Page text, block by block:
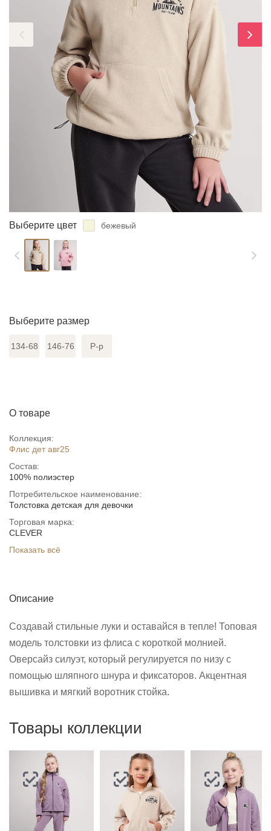
Выберите цвет бежевый
Выберите размер
134-68 146-76 Р-р
О товаре
Коллекция:
Флис дет авг25
Состав:
100% полиэстер
Потребительское наименование:
Толстовка детская для девочки
Торговая марка:
CLEVER
Показать всё
Описание
Создавай стильные луки и оставайся в тепле! Топовая
модель толстовки из флиса с короткой молнией.
Оверсайз силуэт, который регулируется по низу с
помощью шляпного шнура и фиксаторов. Акцентная
вышивка и мягкий воротник стойка.
Товары коллекции